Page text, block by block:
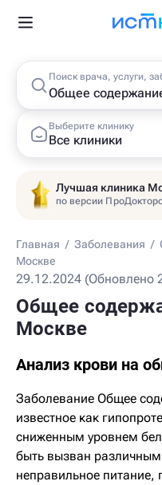
Поиск врача, услуги,
Выберите клинику
Все клиники
Лучшая клиника
по версии
Главная / Заболевания /
Москве
29.12.2024 (Обновлено
Общее
Москве
Анализ крови на
Заболевание Общее
известное как
сниженным уровнем
быть вызван
неправильное питание,